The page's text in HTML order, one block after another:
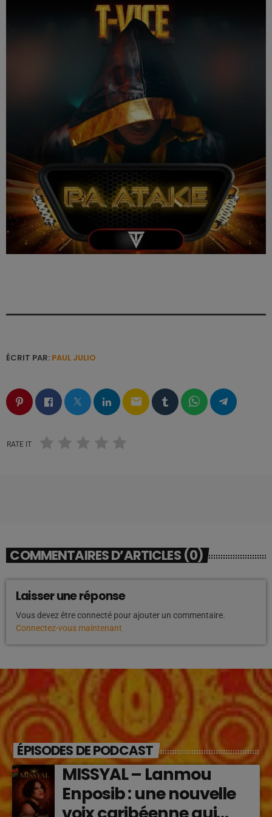
ÉCRIT PAR: PAUL JULIO
email
RATE IT
COMMENTAIRES D’ARTICLES (0)
Laisser une réponse
Vous devez être connecté pour ajouter un commentaire.
Connectez-vous maintenant
ÉPISODES DE PODCAST
MISSYAL – Lanmou
Enposib : une nouvelle